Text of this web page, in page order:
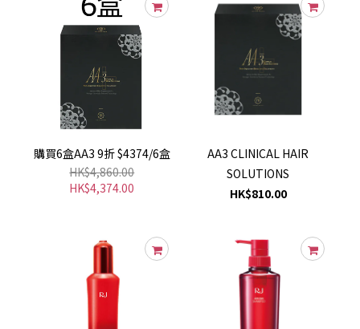
購買6盒AA3 9折 $4374/6盒
HK$4,860.00
HK$4,374.00
AA3 CLINICAL HAIR
SOLUTIONS
HK$810.00